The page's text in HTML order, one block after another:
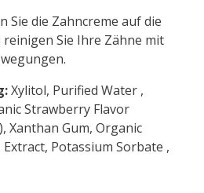
Sie die Zahncreme auf die
Sie Ihre Zähne mit
Xylitol, Purified Water ,
Strawberry Flavor
Xanthan Gum, Organic
Potassium Sorbate ,